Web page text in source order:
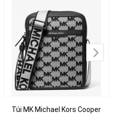
Túi MK Michael Kors Cooper